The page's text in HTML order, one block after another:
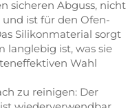
sicheren Abguss, nicht
ist für den Ofen-
Silikonmaterial sorgt
langlebig ist, was sie
Wahl
zu reinigen: Der